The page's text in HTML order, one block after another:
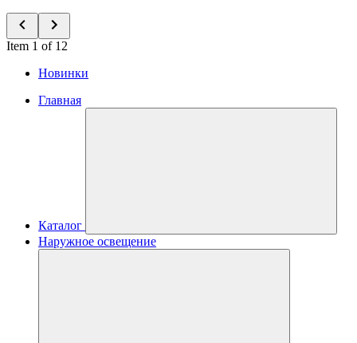
Item 1 of 12
Новинки
Главная
Каталог
Наружное освещение